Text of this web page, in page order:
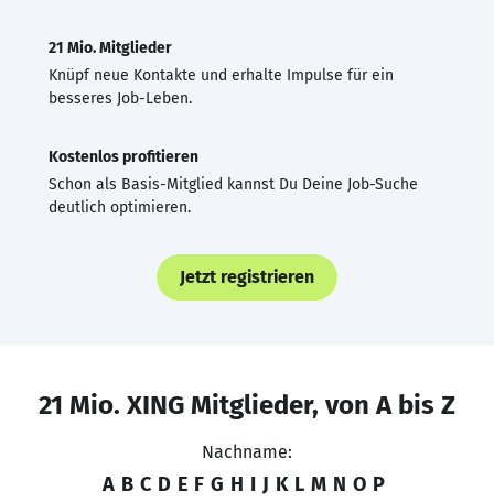
21 Mio. Mitglieder
Knüpf neue Kontakte und erhalte Impulse für ein
besseres Job-Leben.
Kostenlos profitieren
Schon als Basis-Mitglied kannst Du Deine Job-Suche
deutlich optimieren.
Jetzt registrieren
21 Mio. XING Mitglieder, von A bis Z
Nachname:
A B C D E F G H I J K L M N O P